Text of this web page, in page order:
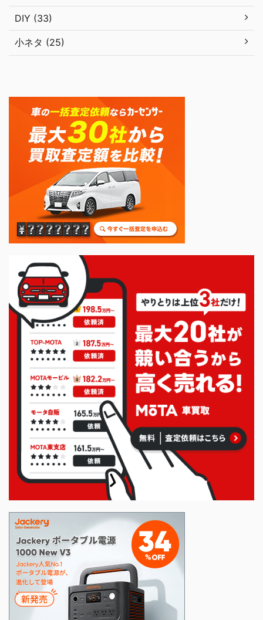
DIY (33)
小ネタ (25)